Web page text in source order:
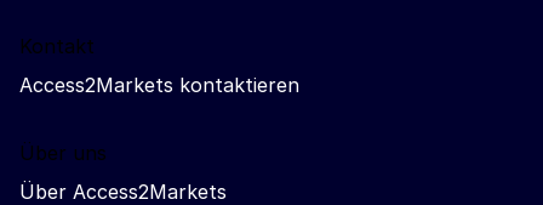
Kontakt
Access2Markets kontaktieren
Über uns
Über Access2Markets